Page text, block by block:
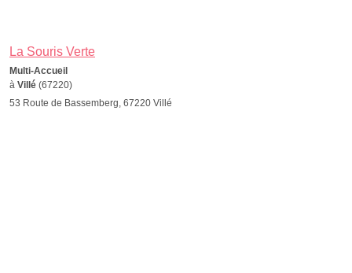
La Souris Verte
Multi-Accueil
à Villé (67220)
53 Route de Bassemberg, 67220 Villé